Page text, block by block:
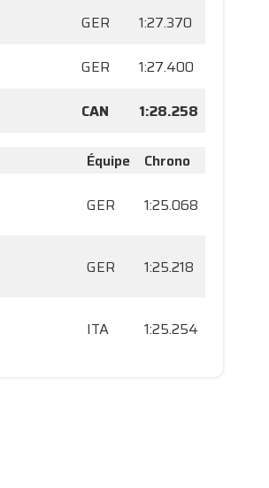
GER
1:27.370
GER
1:27.400
CAN 1:28.258
Équipe
Chrono
GER
1:25.068
GER
1:25.218
ITA 1:25.254